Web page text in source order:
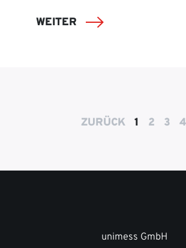
WEITER
ZURÜCK 1 2 3 4
unimess GmbH